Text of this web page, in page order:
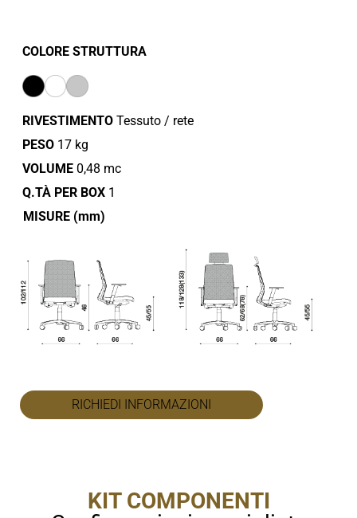
COLORE STRUTTURA
RIVESTIMENTOTessuto / rete
PESO 17 kg
VOLUME0,48 mc
Q.TÀ PER BOX 1
MISURE (mm)
RICHIEDI INFORMAZIONI
KIT COMPONENTI